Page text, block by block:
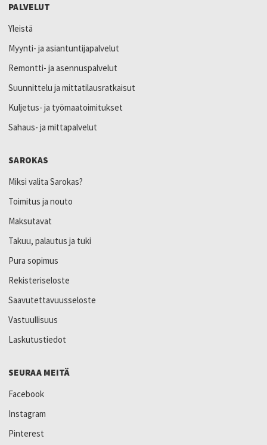
PALVELUT
Yleistä
Myynti- ja asiantuntijapalvelut
Remontti- ja asennuspalvelut
Suunnittelu ja mittatilausratkaisut
Kuljetus- ja työmaatoimitukset
Sahaus- ja mittapalvelut
SAROKAS
Miksi valita Sarokas?
Toimitus ja nouto
Maksutavat
Takuu, palautus ja tuki
Pura sopimus
Rekisteriseloste
Saavutettavuusseloste
Vastuullisuus
Laskutustiedot
SEURAA MEITÄ
Facebook
Instagram
Pinterest